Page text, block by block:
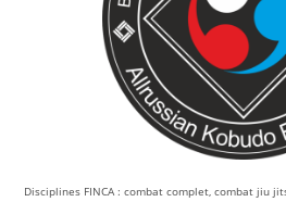
Disciplines FINCA : combat complet, combat jiu